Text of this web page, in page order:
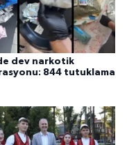
dev narkotik
844 tutuklama